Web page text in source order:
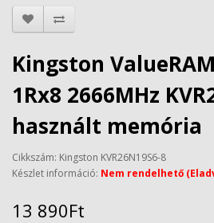
Kingston
1Rx8 2666MHz
használt memória
Cikkszám: Kingston KVR26N19S6-8
Készlet információ: Nem rendelhető
13 890Ft